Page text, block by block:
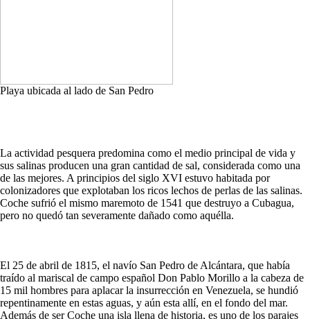
Playa ubicada al lado de San Pedro
La actividad pesquera predomina como el medio principal de vida y
sus salinas producen una gran cantidad de sal, considerada como una
de las mejores. A principios del siglo XVI estuvo habitada por
colonizadores que explotaban los ricos lechos de perlas de las salinas.
Coche sufrió el mismo maremoto de 1541 que destruyo a Cubagua,
pero no quedó tan severamente dañado como aquélla.
El 25 de abril de 1815, el navío San Pedro de Alcántara, que había
traído al mariscal de campo español Don Pablo Morillo a la cabeza de
15 mil hombres para aplacar la insurrección en Venezuela, se hundió
repentinamente en estas aguas, y aún esta allí, en el fondo del mar.
Además de ser Coche una isla llena de historia, es uno de los parajes